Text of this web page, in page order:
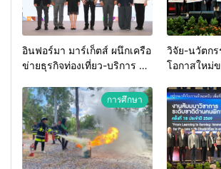
อินฟอร์มา มาร์เก็ตส์ ผนึกเครือ
ข่ายธุรกิจท่องเที่ยว-บริการ จัด
2026 เชื่อม 4 งานใหญ่ สร้าง
โอกาสธุรกิจครบวงจร ด้วย
ครับ
วิจัย-นวัตก
โอกาสใหม่
ประเทศ
การศึกษา